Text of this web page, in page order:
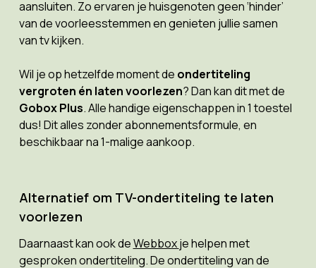
aansluiten. Zo ervaren je huisgenoten geen ‘hinder’
van de voorleesstemmen en genieten jullie samen
van tv kijken.
Wil je op hetzelfde moment de ondertiteling
vergroten én laten voorlezen? Dan kan dit met de
Gobox Plus. Alle handige eigenschappen in 1 toestel
dus! Dit alles zonder abonnementsformule, en
beschikbaar na 1-malige aankoop.
Alternatief om TV-ondertiteling te laten
voorlezen
Daarnaast kan ook deWebboxje helpen met
gesproken ondertiteling. De ondertiteling van de